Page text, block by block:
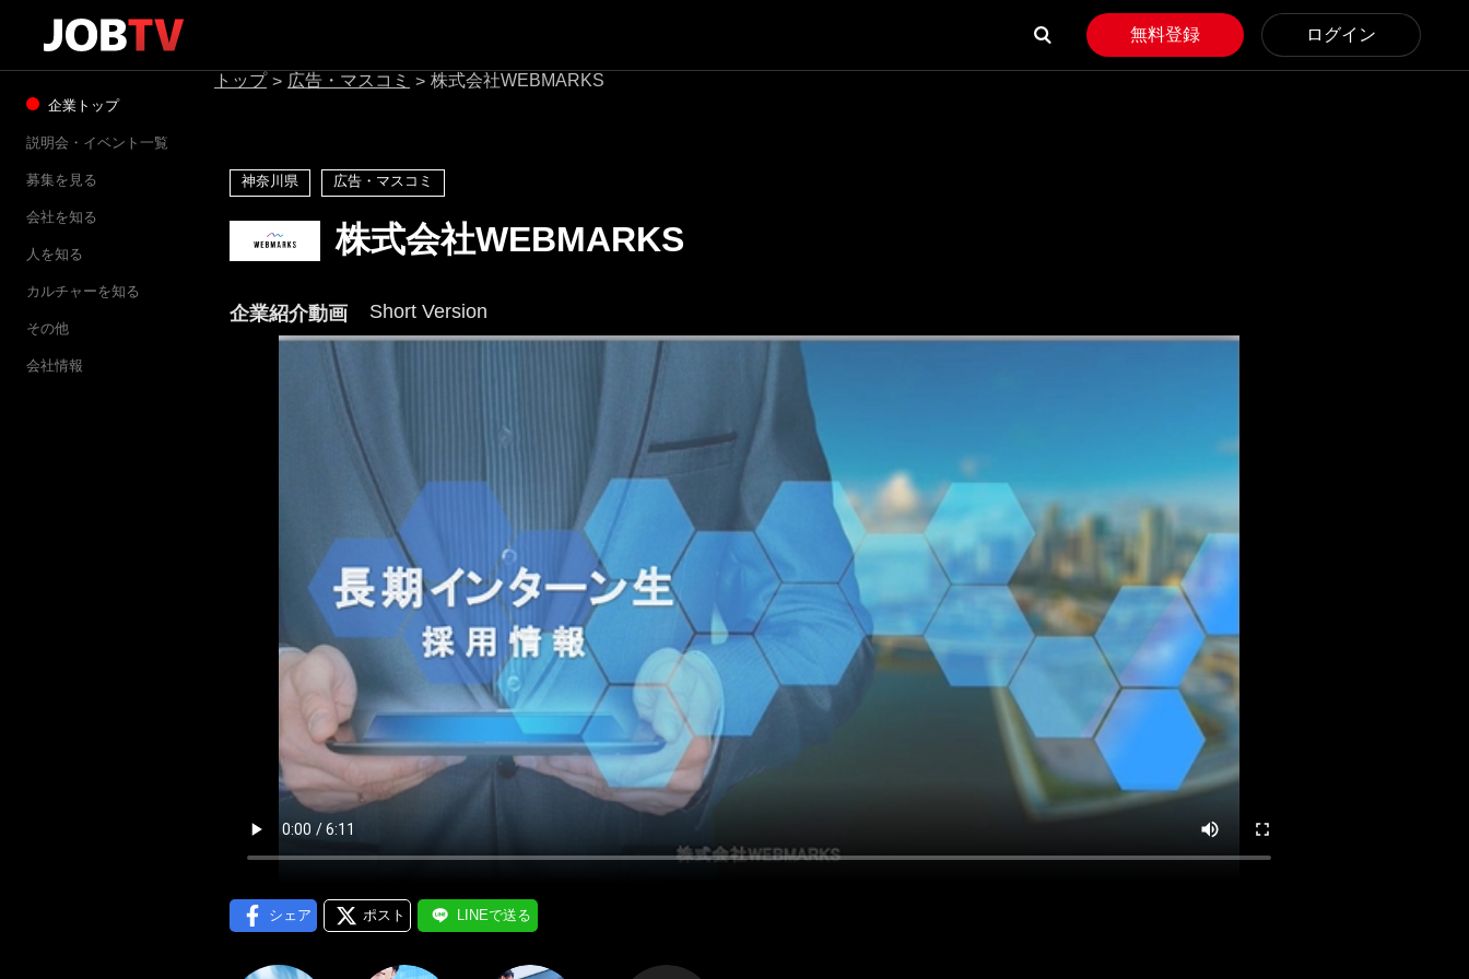
無料登録 ログイン
通知設定
メール通知 LINE通知
企業トップ
説明会・イベント一覧
募集を見る
会社を知る
人を知る
カルチャーを知る
その他
会社情報
トップ > 広告・マスコミ > 株式会社WEBMARKS
神奈川県 広告・マスコミ
株式会社WEBMARKS
企業紹介動画 Short Version
シェア ポスト LINEで送る
にはプロフィール画像のアップロードが必要です
プロフィール編集する ＞
会員登録する
ログインする